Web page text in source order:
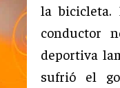
la bicicleta.
conductor
deportiva
sufrió el